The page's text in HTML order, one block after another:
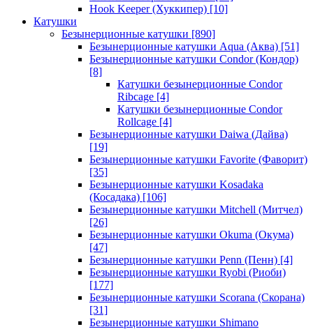
Hook Keeper (Хуккипер) [10]
Катушки
Безынерционные катушки [890]
Безынерционные катушки Aqua (Аква) [51]
Безынерционные катушки Condor (Кондор)
[8]
Катушки безынерционные Condor
Ribcage [4]
Катушки безынерционные Condor
Rollcage [4]
Безынерционные катушки Daiwa (Дайва)
[19]
Безынерционные катушки Favorite (Фаворит)
[35]
Безынерционные катушки Kosadaka
(Косадака) [106]
Безынерционные катушки Mitchell (Митчел)
[26]
Безынерционные катушки Okuma (Окума)
[47]
Безынерционные катушки Penn (Пенн) [4]
Безынерционные катушки Ryobi (Риоби)
[177]
Безынерционные катушки Scorana (Скорана)
[31]
Безынерционные катушки Shimano